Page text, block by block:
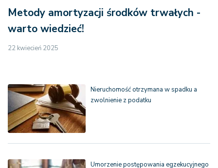
Metody amortyzacji środków trwałych -
warto wiedzieć!
22 kwiecień 2025
Nieruchomość otrzymana w spadku a
zwolnienie z podatku
Umorzenie postępowania egzekucyjnego